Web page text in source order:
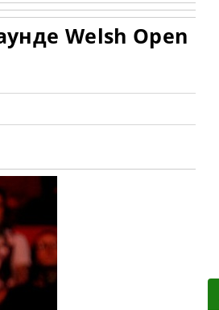
Welsh Open